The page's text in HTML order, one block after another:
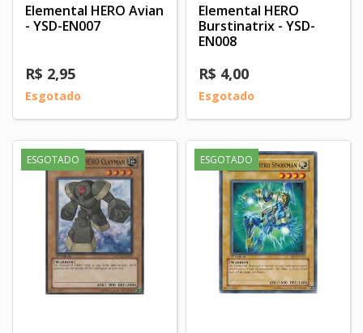
Elemental HERO Avian
- YSD-EN007
R$ 2,95
Esgotado
Elemental HERO
Burstinatrix - YSD-
EN008
R$ 4,00
Esgotado
ESGOTADO ESGOTADO